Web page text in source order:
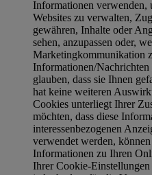
Informationen verwenden,
Websites zu verwalten,
gewähren, Inhalte oder
sehen, anzupassen oder,
Marketingkommunikation
Informationen/
glauben, dass sie Ihnen
hat keine weiteren
Cookies unterliegt Ihrer
möchten, dass diese
interessenbezogenen
verwendet werden,
Informationen zu Ihren
Ihrer Cookie-